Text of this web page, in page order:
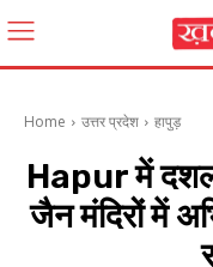
Home उत्तर प्रदेश हापुड़
Hapur में
जैन मंदिरों में